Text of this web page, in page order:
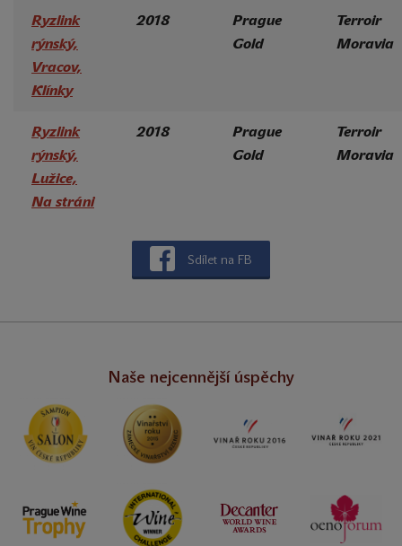
Ryzlink
rýnský,
Vracov,
Klínky
2018
Prague
Gold
Terroir
Moravia
Ryzlink
rýnský,
Lužice,
Na stráni
2018
Prague
Gold
Terroir
Moravia
Sdílet na FB
Naše nejcennější úspěchy